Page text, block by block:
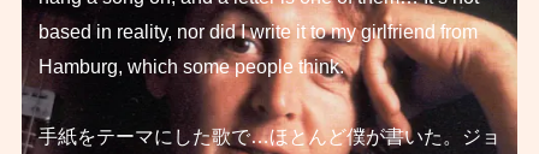
based in reality, nor did I write it to my girlfriend from
Hamburg, which some people think.
手紙をテーマにした歌で…ほとんど僕が書いた。ジョ